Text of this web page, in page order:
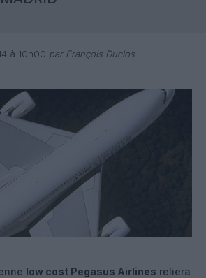
à 10h00 par François Duclos
low cost Pegasus Airlines reliera